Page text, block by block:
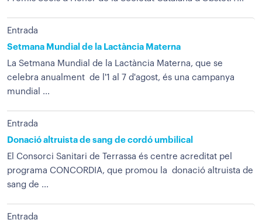
Entrada
Setmana Mundial de la Lactància Materna
La Setmana Mundial de la Lactància Materna, que se
celebra anualment de l'1 al 7 d'agost, és una campanya
mundial ...
Entrada
Donació altruista de sang de cordó umbilical
El Consorci Sanitari de Terrassa és centre acreditat pel
programa CONCORDIA, que promou la donació altruista de
sang de ...
Entrada